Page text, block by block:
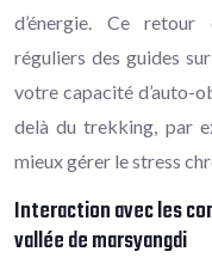
d’énergie. Ce retour
réguliers des guides
votre capacité d’auto-
delà du trekking, par
mieux gérer le stress
Interaction avec les
vallée de marsyangdi